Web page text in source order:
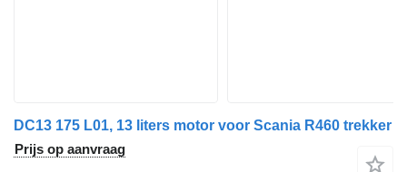
DC13 175 L01, 13 liters motor voor Scania R460 trekker
Prijs op aanvraag